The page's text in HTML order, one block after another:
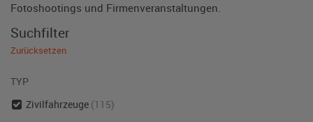
Fotoshootings und Firmenveranstaltungen.
Suchfilter
Zurücksetzen
TYP
Zivilfahrzeuge (115)